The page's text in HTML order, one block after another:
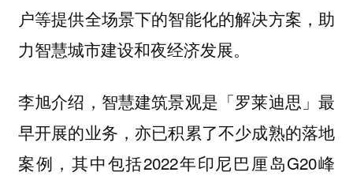
户等提供全场景下的智能化的解决方案，助
力智慧城市建设和夜经济发展。
李旭介绍，智慧建筑景观是「罗莱迪思」最
早开展的业务，亦已积累了不少成熟的落地
案例，其中包括2022年印尼巴厘岛G20峰